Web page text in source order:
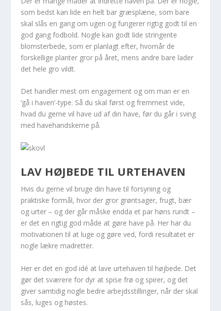
som bedst kan lide en helt bar græsplæne, som bare
skal slås en gang om ugen og fungerer rigtig godt til en
god gang fodbold. Nogle kan godt lide stringente
blomsterbede, som er planlagt efter, hvornår de
forskellige planter gror på året, mens andre bare lader
det hele gro vildt.
Det handler mest om engagement og om man er en
’gå i haven’-type. Så du skal først og fremmest vide,
hvad du gerne vil have ud af din have, før du går i sving
med havehandskerne på.
LAV HØJBEDE TIL URTEHAVEN
Hvis du gerne vil bruge din have til forsyning og
praktiske formål, hvor der gror grøntsager, frugt, bær
og urter – og der går måske endda et par høns rundt –
er det en rigtig god måde at gøre have på. Her har du
motivationen til at luge og gøre ved, fordi resultatet er
nogle lækre madretter.
Her er det en god idé at lave urtehaven til højbede. Det
gør det sværere for dyr at spise frø og spirer, og det
giver samtidig nogle bedre arbejdsstillinger, når der skal
sås, luges og høstes.